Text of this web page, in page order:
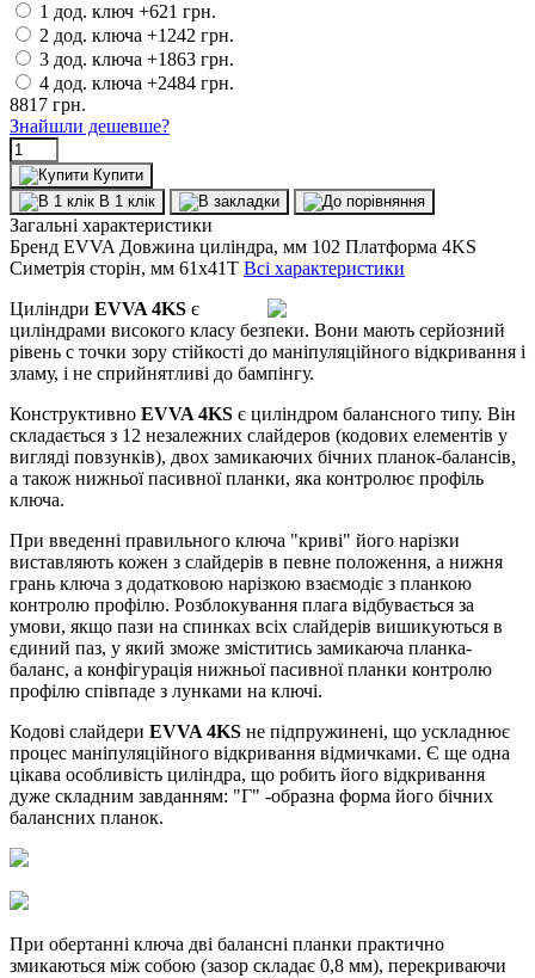
1 дод. ключ +621 грн.
2 дод. ключа +1242 грн.
3 дод. ключа +1863 грн.
4 дод. ключа +2484 грн.
8817 грн.
Знайшли дешевше?
Купити
В 1 клік
Загальні характеристики
Бренд EVVA Довжина циліндра, мм 102 Платформа 4KS
Симетрія сторін, мм 61x41T Всі характеристики
Циліндри EVVA 4KS є
циліндрами високого класу безпеки. Вони мають серйозний
рівень с точки зору стійкості до маніпуляційного відкривання і
зламу, і не сприйнятливі до бампінгу.
Конструктивно EVVA 4KS є циліндром балансного типу. Він
складається з 12 незалежних слайдеров (кодових елементів у
вигляді повзунків), двох замикаючих бічних планок-балансів,
а також нижньої пасивної планки, яка контролює профіль
ключа.
При введенні правильного ключа "криві" його нарізки
виставляють кожен з слайдерів в певне положення, а нижня
грань ключа з додатковою нарізкою взаємодіє з планкою
контролю профілю. Розблокування плага відбувається за
умови, якщо пази на спинках всіх слайдерів вишикуються в
єдиний паз, у який зможе зміститись замикаюча планка-
баланс, а конфігурація нижньої пасивної планки контролю
профілю співпаде з лунками на ключі.
Кодові слайдери EVVA 4KS не підпружинені, що ускладнює
процес маніпуляційного відкривання відмичками. Є ще одна
цікава особливість циліндра, що робить його відкривання
дуже складним завданням: "Г" -образна форма його бічних
балансних планок.
При обертанні ключа дві балансні планки практично
змикаються між собою (зазор складає 0,8 мм), перекриваючи